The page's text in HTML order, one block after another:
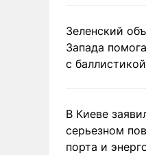
Зеленский
Запада
с баллистикой
В Киеве
серьезном
порта и